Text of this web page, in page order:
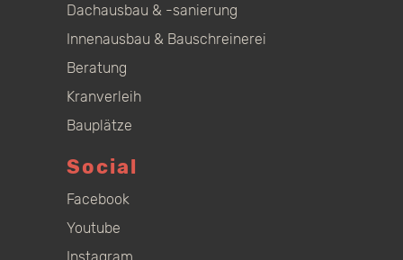
Dachausbau & -sanierung
Innenausbau & Bauschreinerei
Beratung
Kranverleih
Bauplätze
Social
Facebook
Youtube
Instagram